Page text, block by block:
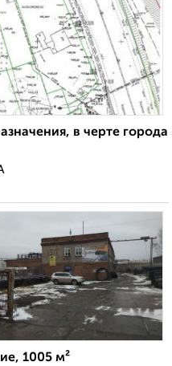
в черте города
1005 м²